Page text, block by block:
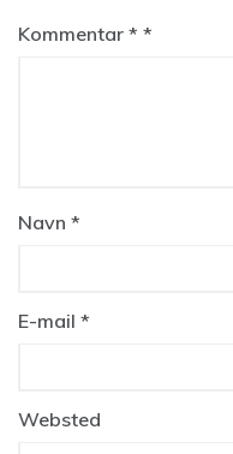
Kommentar *
Navn *
E-mail *
Websted